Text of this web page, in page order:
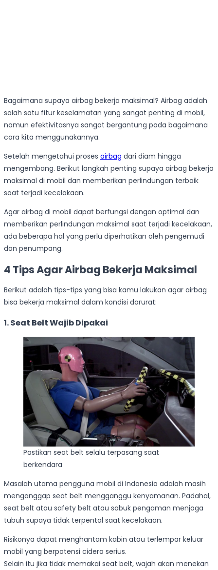
Bagaimana supaya airbag bekerja maksimal? Airbag adalah
salah satu fitur keselamatan yang sangat penting di mobil,
namun efektivitasnya sangat bergantung pada bagaimana
cara kita menggunakannya.
Setelah mengetahui proses airbag dari diam hingga
mengembang. Berikut langkah penting supaya airbag bekerja
maksimal di mobil dan memberikan perlindungan terbaik
saat terjadi kecelakaan.
Agar airbag di mobil dapat berfungsi dengan optimal dan
memberikan perlindungan maksimal saat terjadi kecelakaan,
ada beberapa hal yang perlu diperhatikan oleh pengemudi
dan penumpang.
4 Tips Agar Airbag Bekerja Maksimal
Berikut adalah tips-tips yang bisa kamu lakukan agar airbag
bisa bekerja maksimal dalam kondisi darurat:
1. Seat Belt Wajib Dipakai
Pastikan seat belt selalu terpasang saat
berkendara
Masalah utama pengguna mobil di Indonesia adalah masih
menganggap seat belt mengganggu kenyamanan. Padahal,
seat belt atau safety belt atau sabuk pengaman menjaga
tubuh supaya tidak terpental saat kecelakaan.
Risikonya dapat menghantam kabin atau terlempar keluar
mobil yang berpotensi cidera serius.
Selain itu jika tidak memakai seat belt, wajah akan menekan